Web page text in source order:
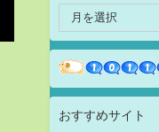
おすすめサイト